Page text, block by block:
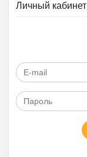
Личный кабинет